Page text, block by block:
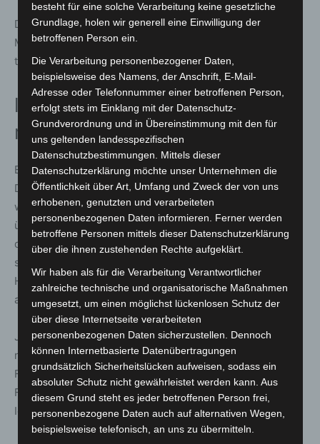
Die große Resonanz auf den Auftakt zeige, dass viele
Menschen den Wunsch nach einer solchen Debatte
teilen.
Innovationspotenzial besser
nutzen
Ein zentrales Thema des Abends war die Frage, wie
Deutschland seine Innovationskraft stärker in
wirtschaftlichen Erfolg und gesellschaftlichen Fortschritt
übersetzen kann. Dr. Jacob Beautemps verwies darauf,
dass häufig Probleme statt Lösungen im Vordergrund
stehen. Künstliche Intelligenz könne viele aktuelle
Herausforderungen adressieren, werde jedoch oft vor
allem mit Ängsten verknüpft.
Julian Yogeshwar plädierte für mehr Mut im Umgang mit
neuen Technologien und Unternehmensgründungen.
Fehlendes Risikokapital, Bürokratie und eine geringe
Fehlerkultur seien zentrale Hürden, wenn aus guten
Ideen erfolgreiche Unternehmen entstehen sollen.
besteht für eine solche Verarbeitung keine gesetzliche
Grundlage, holen wir generell eine Einwilligung der
betroffenen Person ein.
Die Verarbeitung personenbezogener Daten,
beispielsweise des Namens, der Anschrift, E-Mail-
Adresse oder Telefonnummer einer betroffenen Person,
erfolgt stets im Einklang mit der Datenschutz-
Grundverordnung und in Übereinstimmung mit den für
uns geltenden landesspezifischen
Datenschutzbestimmungen. Mittels dieser
Datenschutzerklärung möchte unser Unternehmen die
Öffentlichkeit über Art, Umfang und Zweck der von uns
erhobenen, genutzten und verarbeiteten
personenbezogenen Daten informieren. Ferner werden
betroffene Personen mittels dieser Datenschutzerklärung
über die ihnen zustehenden Rechte aufgeklärt.
Wir haben als für die Verarbeitung Verantwortlicher
zahlreiche technische und organisatorische Maßnahmen
umgesetzt, um einen möglichst lückenlosen Schutz der
über diese Internetseite verarbeiteten
personenbezogenen Daten sicherzustellen. Dennoch
können Internetbasierte Datenübertragungen
grundsätzlich Sicherheitslücken aufweisen, sodass ein
absoluter Schutz nicht gewährleistet werden kann. Aus
diesem Grund steht es jeder betroffenen Person frei,
personenbezogene Daten auch auf alternativen Wegen,
beispielsweise telefonisch, an uns zu übermitteln.